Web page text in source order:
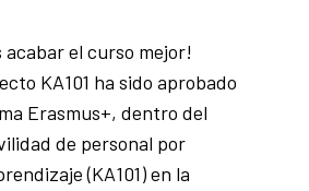
acabar el curso mejor!
KA101 ha sido aprobado
Erasmus+, dentro del
de personal por
(KA101) en la